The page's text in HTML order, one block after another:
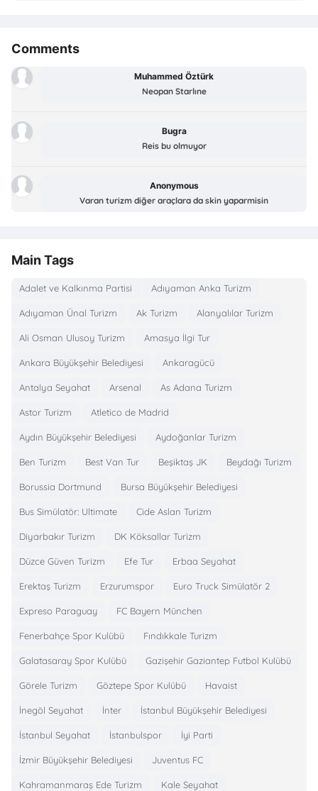
Comments
Muhammed Öztürk
Neopan Starlıne
Bugra
Reis bu olmuyor
Anonymous
Varan turizm diğer araçlara da skin yaparmisin
Main Tags
Adalet ve Kalkınma Partisi Adıyaman Anka Turizm
Adıyaman Ünal Turizm Ak Turizm Alanyalılar Turizm
Ali Osman Ulusoy Turizm Amasya İlgi Tur
Ankara Büyükşehir Belediyesi Ankaragücü
Antalya Seyahat Arsenal As Adana Turizm
Astor Turizm Atletico de Madrid
Aydın Büyükşehir Belediyesi Aydoğanlar Turizm
Ben Turizm Best Van Tur Beşiktaş JK Beydağı Turizm
Borussia Dortmund Bursa Büyükşehir Belediyesi
Bus Simülatör: Ultimate Cide Aslan Turizm
Diyarbakır Turizm DK Köksallar Turizm
Düzce Güven Turizm Efe Tur Erbaa Seyahat
Erektaş Turizm Erzurumspor Euro Truck Simülatör 2
Expreso Paraguay FC Bayern München
Fenerbahçe Spor Kulübü Fındıkkale Turizm
Galatasaray Spor Kulübü Gazişehir Gaziantep Futbol Kulübü
Görele Turizm Göztepe Spor Kulübü Havaist
İnegöl Seyahat İnter İstanbul Büyükşehir Belediyesi
İstanbul Seyahat İstanbulspor İyi Parti
İzmir Büyükşehir Belediyesi Juventus FC
Kahramanmaraş Ede Turizm Kale Seyahat